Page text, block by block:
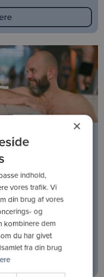
×
indhold,
vores trafik. Vi
din brug af vores
og
kombinere dem
du har givet
fra din brug